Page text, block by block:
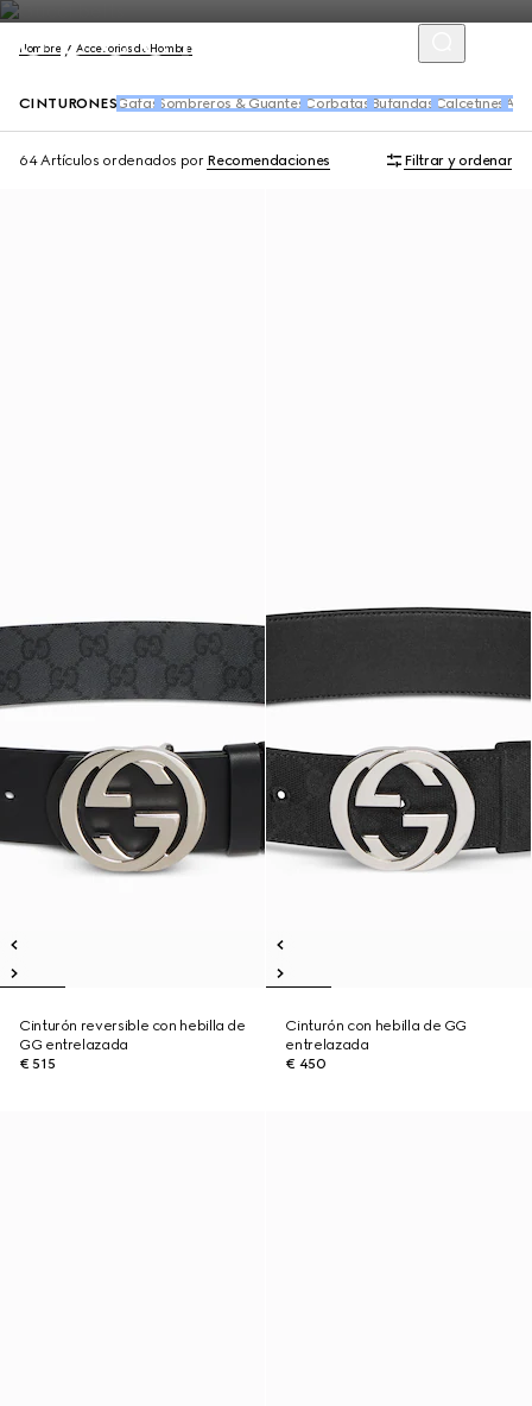
Hombre Accesorios de Hombre
CINTURONES Gafas Sombreros & Guantes Corbatas Bufandas Calcetines
64 Artículos ordenados por Recomendaciones Filtrar y ordenar
Cinturón reversible con hebilla de
GG entrelazada
€ 515
Cinturón con hebilla de GG
entrelazada
€ 450